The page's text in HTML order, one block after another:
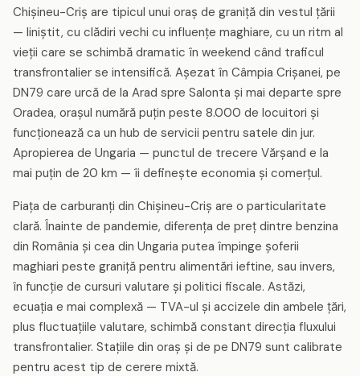
Chișineu-Criș are tipicul unui oraș de graniță din vestul țării
— liniștit, cu clădiri vechi cu influențe maghiare, cu un ritm al
vieții care se schimbă dramatic în weekend când traficul
transfrontalier se intensifică. Așezat în Câmpia Crișanei, pe
DN79 care urcă de la Arad spre Salonta și mai departe spre
Oradea, orașul numără puțin peste 8.000 de locuitori și
funcționează ca un hub de servicii pentru satele din jur.
Apropierea de Ungaria — punctul de trecere Vărșand e la
mai puțin de 20 km — îi definește economia și comerțul.
Piața de carburanți din Chișineu-Criș are o particularitate
clară. Înainte de pandemie, diferența de preț dintre benzina
din România și cea din Ungaria putea împinge șoferii
maghiari peste graniță pentru alimentări ieftine, sau invers,
în funcție de cursuri valutare și politici fiscale. Astăzi,
ecuația e mai complexă — TVA-ul și accizele din ambele țări,
plus fluctuațiile valutare, schimbă constant direcția fluxului
transfrontalier. Stațiile din oraș și de pe DN79 sunt calibrate
pentru acest tip de cerere mixtă.